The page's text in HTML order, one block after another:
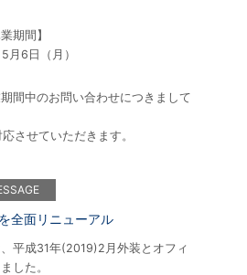
期間】
月6日（月）
間中のお問い合わせにつきまして
させていただきます。
全面リニューアル
平成31年(2019)2月外装とオフィ
した。